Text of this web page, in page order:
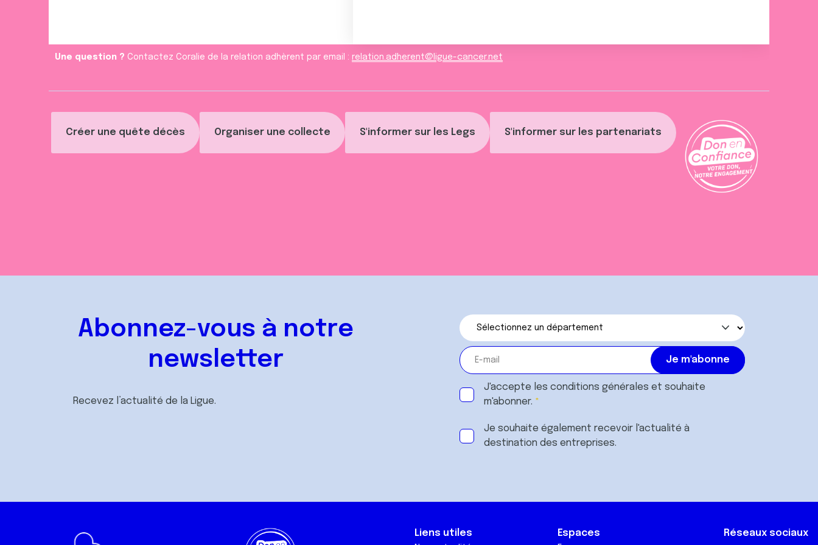
Créer une quête décès Organiser une collecte S'informer sur les Legs S'informer sur les partenariats
Une question ? Contactez Coralie de la relation adhèrent par email : relation.adherent@ligue-cancer.net
Abonnez-vous à notre
newsletter
Recevez l’actualité de la Ligue.
J'accepte les conditions générales et souhaite
m'abonner.
Je souhaite également recevoir l'actualité à
destination des entreprises.
Liens utiles Espaces Réseaux sociaux